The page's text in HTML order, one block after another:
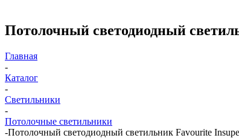
Потолочный светодиодный
Главная
-
Каталог
-
Светильники
-
Потолочные светильники
-Потолочный светодиодный светильник Favourite